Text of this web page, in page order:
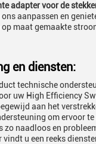
adapter voor de
aanpassen en
maat gemaakte
en diensten:
technische
uw High Efficiency
aan het
om ervoor
zo naadloos en
u een reeks